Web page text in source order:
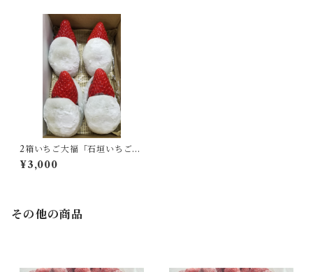
2箱いちご大福「石垣いちご
餅」4個入り
¥3,000
その他の商品